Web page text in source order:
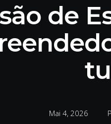
de
Mai 4, 2026